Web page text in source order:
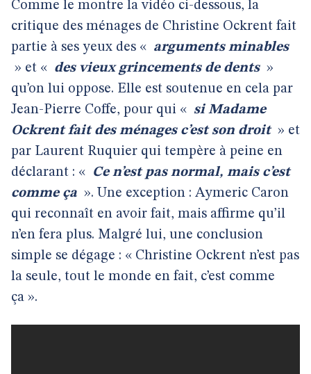
Comme le montre la vidéo ci-dessous, la
critique des ménages de Christine Ockrent fait
partie à ses yeux des « arguments minables
» et « des vieux grincements de dents »
qu’on lui oppose. Elle est soutenue en cela par
Jean-Pierre Coffe, pour qui « si Madame
Ockrent fait des ménages c’est son droit » et
par Laurent Ruquier qui tempère à peine en
déclarant : « Ce n’est pas normal, mais c’est
comme ça ». Une exception : Aymeric Caron
qui reconnaît en avoir fait, mais affirme qu’il
n’en fera plus. Malgré lui, une conclusion
simple se dégage : « Christine Ockrent n’est pas
la seule, tout le monde en fait, c’est comme
ça ».